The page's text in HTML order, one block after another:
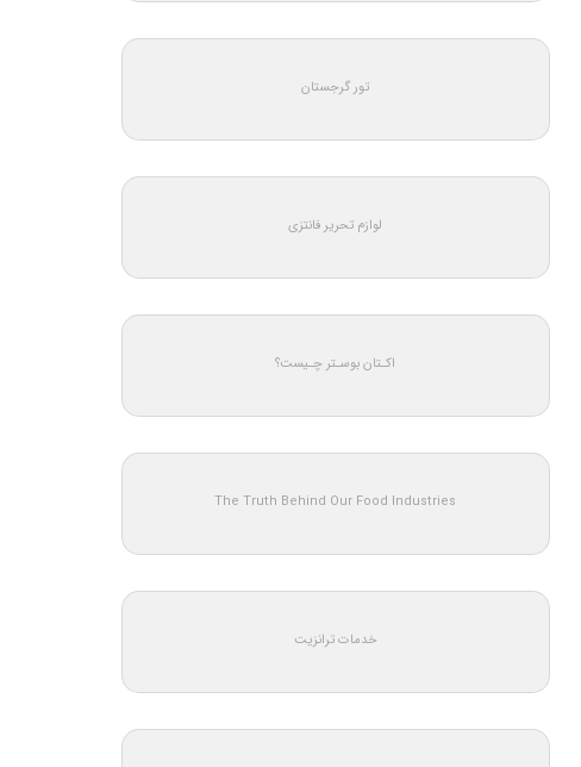
تور گرجستان
لوازم تحریر فانتزی
اکـتان بوسـتر چـیست؟
The Truth Behind Our Food Industries
خدمات ترانزیت